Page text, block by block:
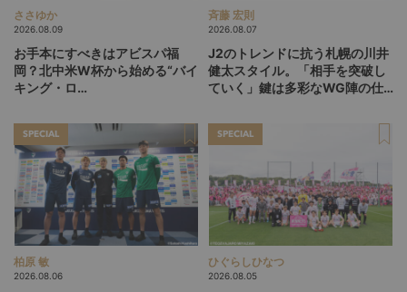
ささゆか
2026.08.09
お手本にすべきはアビスパ福
岡？北中米W杯から始める“バイ
キング・ロ
探す旅
斉藤 宏則
2026.08.07
J2のトレンドに抗う札幌の川井
健太スタイル。「相手を突破し
ていく」鍵は多彩なWG陣の仕
SPECIAL
柏原 敏
2026.08.06
SPECIAL
ひぐらしひなつ
2026.08.05